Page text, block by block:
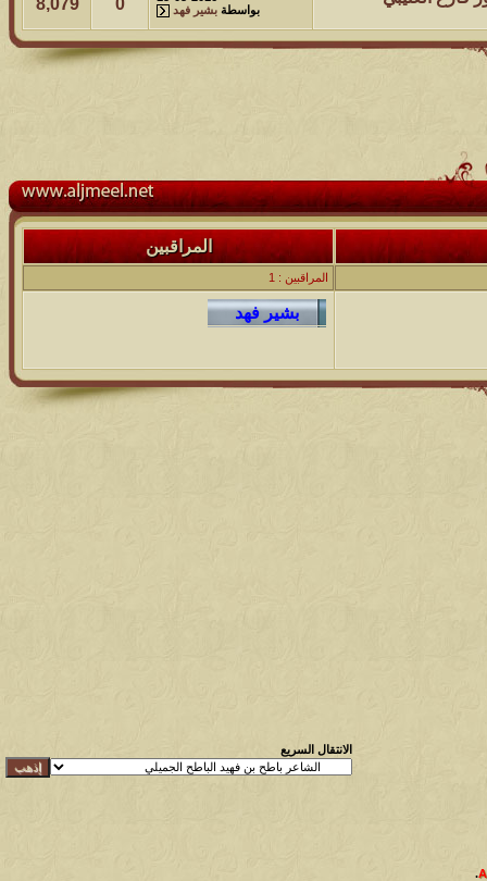
بواسطة بشير فهد
المراقبين
المراقبين : 1
الانتقال السريع
.